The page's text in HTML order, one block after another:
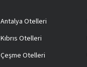
Antalya Otelleri
Kıbrıs Otelleri
Çeşme Otelleri